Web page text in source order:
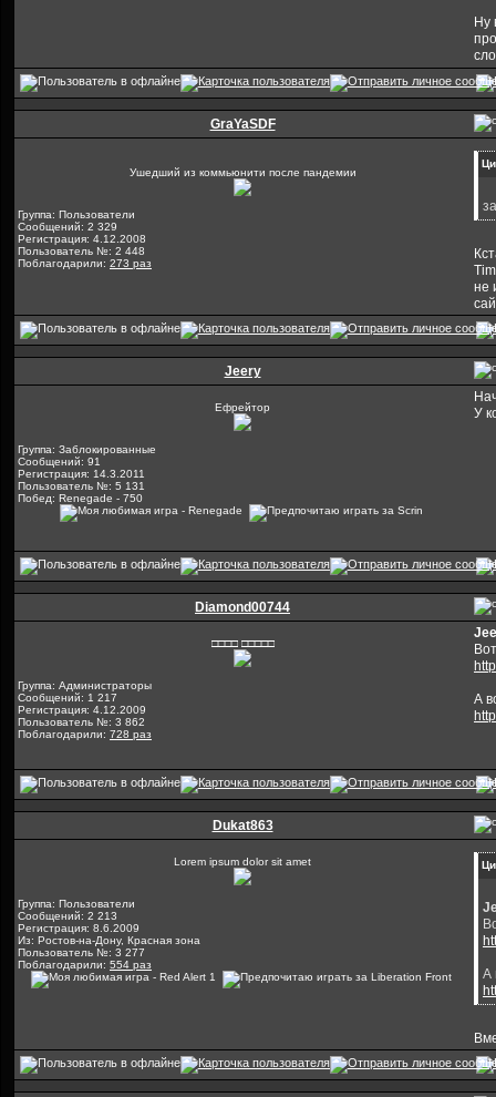
Ну
GraYaSDF
Ушедший из коммьюнити после пандемии
Группа: Пользователи
Сообщений: 2 329
Регистрация: 4.12.2008
Пользователь №: 2 448
Поблагодарили: 273 раз
не
Jeery
Ефрейтор
Группа: Заблокированные
Сообщений: 91
Регистрация: 14.3.2011
Пользователь №: 5 131
Побед: Renegade - 750
У
Diamond00744
□□□□ □□□□□
Группа: Администраторы
Сообщений: 1 217
Регистрация: 4.12.2009
Пользователь №: 3 862
Поблагодарили: 728 раз
А
Dukat863
Lorem ipsum dolor sit amet
Группа: Пользователи
Сообщений: 2 213
Регистрация: 8.6.2009
Из: Ростов-на-Дону, Красная зона
Пользователь №: 3 277
Поблагодарили: 554 раз
А